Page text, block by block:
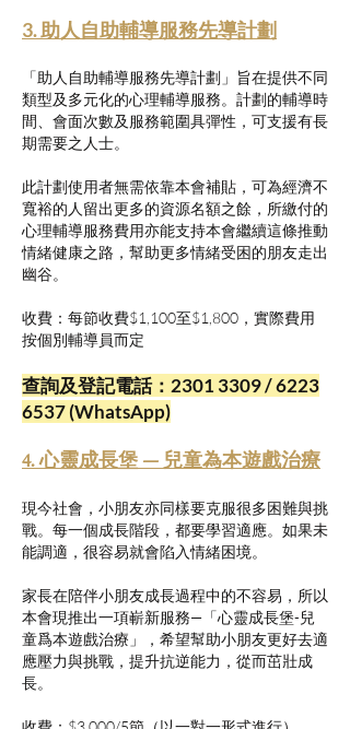
3. 助人自助輔導服務先導計劃
「助人自助輔導服務先導計劃」旨在提供不同
類型及多元化的心理輔導服務。計劃的輔導時
間、會面次數及服務範圍具彈性，可支援有長
期需要之人士。
此計劃使用者無需依靠本會補貼，可為經濟不
寬裕的人留出更多的資源名額之餘，所繳付的
心理輔導服務費用亦能支持本會繼續這條推動
情緒健康之路，幫助更多情緒受困的朋友走出
幽谷。
收費：每節收費$1,100至$1,800，實際費用
按個別輔導員而定
查詢及登記電話：2301 3309 /6223
6537(WhatsApp)
4. 心靈成長堡 — 兒童為本遊戲治療
現今社會，小朋友亦同樣要克服很多困難與挑
戰。每一個成長階段，都要學習適應。如果未
能調適，很容易就會陷入情緒困境。
家長在陪伴小朋友成長過程中的不容易，所以
本會現推出一項嶄新服務—「心靈成長堡-兒
童爲本遊戲治療」，希望幫助小朋友更好去適
應壓力與挑戰，提升抗逆能力，從而茁壯成
長。